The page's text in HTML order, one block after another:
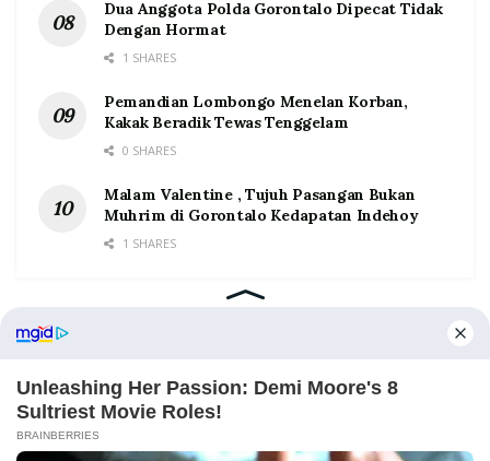
Dua Anggota Polda Gorontalo Dipecat Tidak
Dengan Hormat
1 SHARES
Pemandian Lombongo Menelan Korban,
Kakak Beradik Tewas Tenggelam
0 SHARES
Malam Valentine , Tujuh Pasangan Bukan
Muhrim di Gorontalo Kedapatan Indehoy
1 SHARES
Home Tentang Kontak Redaksi Pedoman Media Siber